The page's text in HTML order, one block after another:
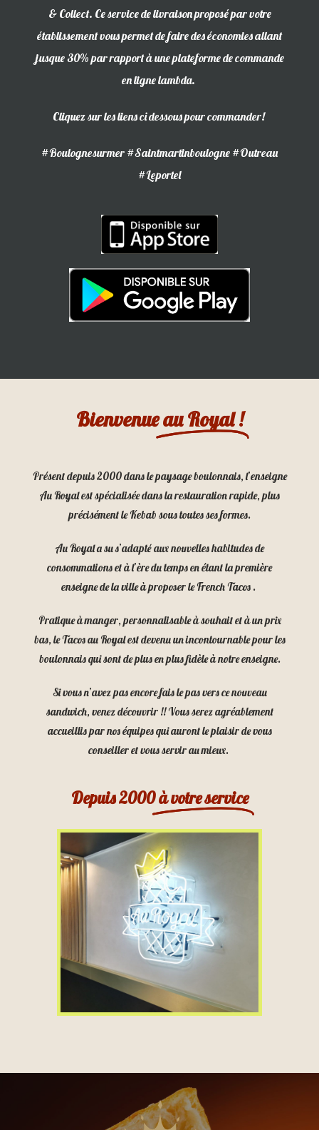
& Collect. Ce service de livraison proposé par votre
établissement vous permet de faire des économies allant
jusque 30% par rapport à une plateforme de commande
en ligne lambda.
Cliquez sur les liens ci dessous pour commander!
#Boulognesurmer #Saintmartinboulogne #Outreau
#Leportel
Bienvenueau Royal !
Présent depuis 2000 dans le paysage boulonnais, l’enseigne
Au Royal est spécialisée dans la restauration rapide, plus
précisément le Kebab sous toutes ses formes.
Au Royal a su s’adapté aux nouvelles habitudes de
consommations et à l’ère du temps en étant la première
enseigne de la ville à proposer le French Tacos .
Pratique à manger, personnalisable à souhait et à un prix
bas, le Tacos au Royal est devenu un incontournable pour les
boulonnais qui sont de plus en plus fidèle à notre enseigne.
Si vous n’avez pas encore fais le pas vers ce nouveau
sandwich, venez découvrir !! Vous serez agréablement
accueillis par nos équipes qui auront le plaisir de vous
conseiller et vous servir au mieux.
Depuis 2000à votre service